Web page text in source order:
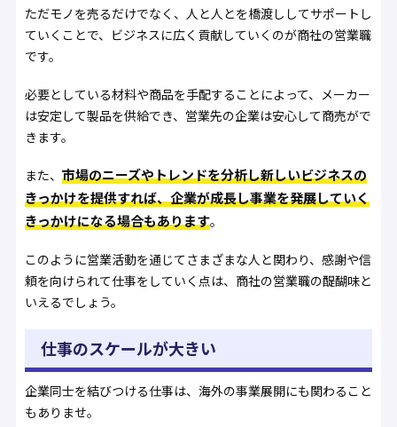
ただモノを売るだけでなく、人と人とを橋渡ししてサポートし
ていくことで、ビジネスに広く貢献していくのが商社の営業職
です。
必要としている材料や商品を手配することによって、メーカー
は安定して製品を供給でき、営業先の企業は安心して商売がで
きます。
また、 市場のニーズやトレンドを分析し新しいビジネスの
きっかけを提供すれば、企業が成長し事業を発展していく
きっかけになる場合もあります。
このように営業活動を通じてさまざまな人と関わり、感謝や信
頼を向けられて仕事をしていく点は、商社の営業職の醍醐味と
いえるでしょう。
仕事のスケールが大きい
企業同士を結びつける仕事は、海外の事業展開にも関わること
もありませ。